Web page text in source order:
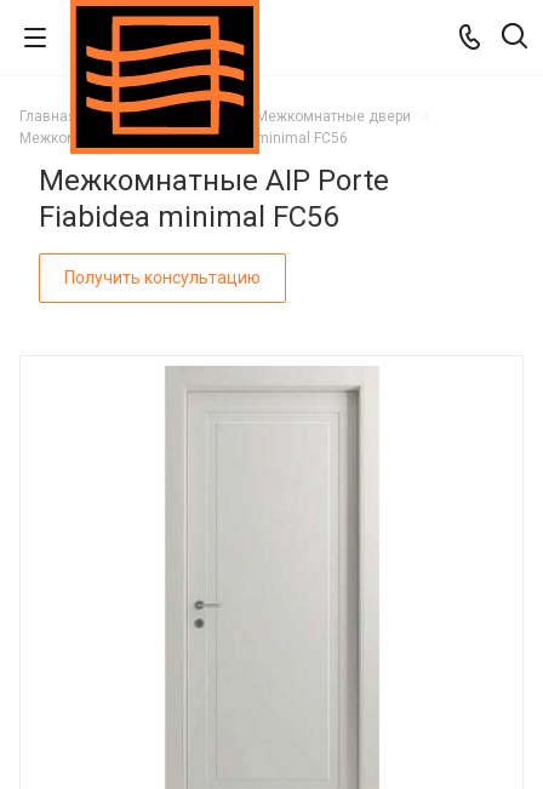
Главная Каталог
Межкомнатные двери
Межкомнатные AIP Porte Fiabidea minimal FC56
Межкомнатные AIP Porte
Fiabidea minimal FC56
Получить консультацию